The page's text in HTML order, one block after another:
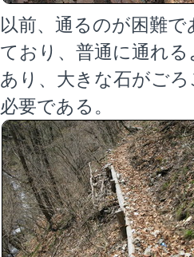
以前、通るのが困難
ており、普通に通れ
あり、大きな石がご
必要である。